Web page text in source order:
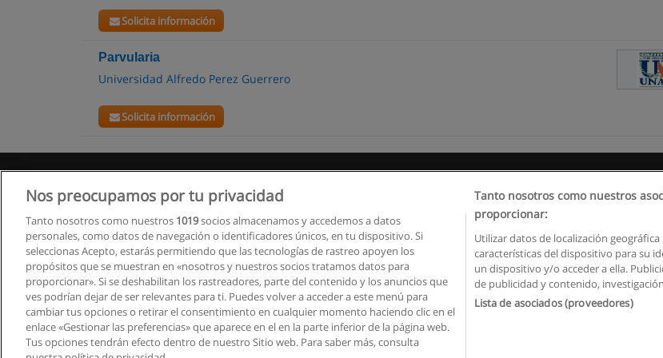
Solicita información
Parvularia
Universidad Alfredo Perez Guerrero
Solicita información
Privacidad de datos Contactar con
Copyright © Educaedu Business S.L. - CIF : B-95610580: -
Nos preocupamos por tu privacidad
Tanto nosotros como nuestros 1019socios almacenamos y accedemos a datos
personales, como datos de navegación o identificadores únicos, en tu dispositivo. Si
seleccionas Acepto, estarás permitiendo que las tecnologías de rastreo apoyen los
propósitos que se muestran en «nosotros y nuestros socios tratamos datos para
proporcionar». Si se deshabilitan los rastreadores, parte del contenido y los anuncios que
ves podrían dejar de ser relevantes para ti. Puedes volver a acceder a este menú para
cambiar tus opciones o retirar el consentimiento en cualquier momento haciendo clic en el
enlace «Gestionar las preferencias» que aparece en el en la parte inferior de la página web.
Tus opciones tendrán efecto dentro de nuestro Sitio web. Para saber más, consulta
Tanto nosotros como nuestros
proporcionar:
Utilizar datos de localización
características del dispositivo para su
un dispositivo y/o acceder a ella.
de publicidad y contenido,
Lista de asociados (proveedores)